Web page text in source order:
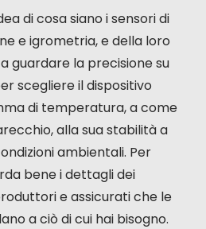
di cosa siano i sensori di
e igrometria, e della loro
guardare la precisione su
scegliere il dispositivo
di temperatura, a come
alla sua stabilità a
ambientali. Per
bene i dettagli dei
e assicurati che le
a ciò di cui hai bisogno.